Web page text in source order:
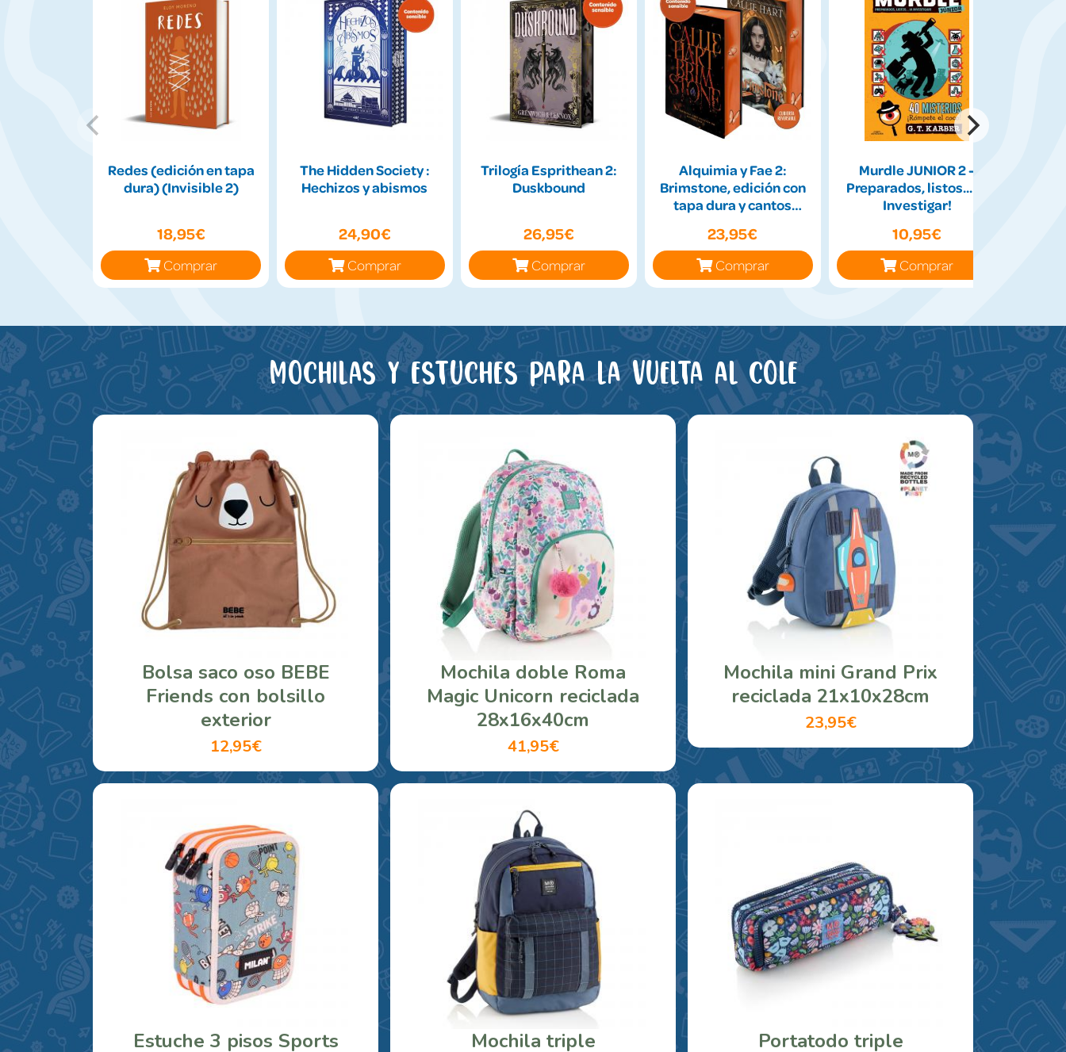
Redes (edición en tapa
dura) (Invisible 2)
18,95€
Comprar
The Hidden Society :
Hechizos y abismos
24,90€
Comprar
Trilogía Esprithean 2:
Duskbound
26,95€
Comprar
Alquimia y Fae 2:
Brimstone, edición con
tapa dura y cantos
23,95€
Comprar
Murdle JUNIOR 2 -
Preparados, listos... ¡A
Investigar!
10,95€
Comprar
Mochilas y estuches para la vuelta al cole
Bolsa saco oso BEBE
Friends con bolsillo
exterior
12,95€
Mochila doble Roma
Magic Unicorn reciclada
28x16x40cm
41,95€
Mochila mini Grand Prix
reciclada 21x10x28cm
23,95€
Estuche 3 pisos Sports
Mochila triple
Portatodo triple